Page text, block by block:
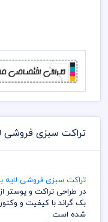
تراکت سبزی فروشی
تراکت سبزی فروشی لایه
در طراحی تراکت و پوستر
بک گراند با کیفیت و
شده است